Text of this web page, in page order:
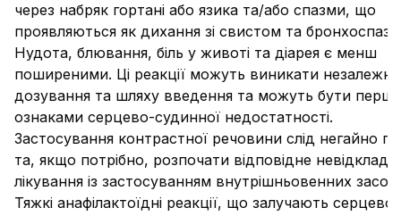
через набряк гортані або язика та/або спазми, що
проявляються як дихання зі свистом та
Нудота, блювання, біль у животі та діарея є менш
поширеними. Ці реакції можуть виникати незалежно
дозування та шляху введення та можуть бути
ознаками серцево-судинної недостатності.
Застосування контрастної речовини слід негайно
та, якщо потрібно, розпочати відповідне
лікування із застосуванням внутрішньовенних
Тяжкі анафілактоїдні реакції, що залучають